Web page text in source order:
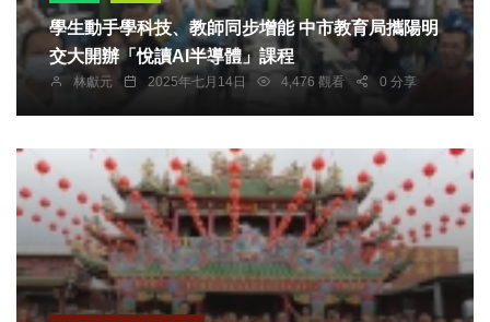
學生動手學科技、教師同步增能 中市教育局攜陽明
交大開辦「悅讀AI半導體」課程
林獻元 2025年七月14日 4,476 觀看 0 分享